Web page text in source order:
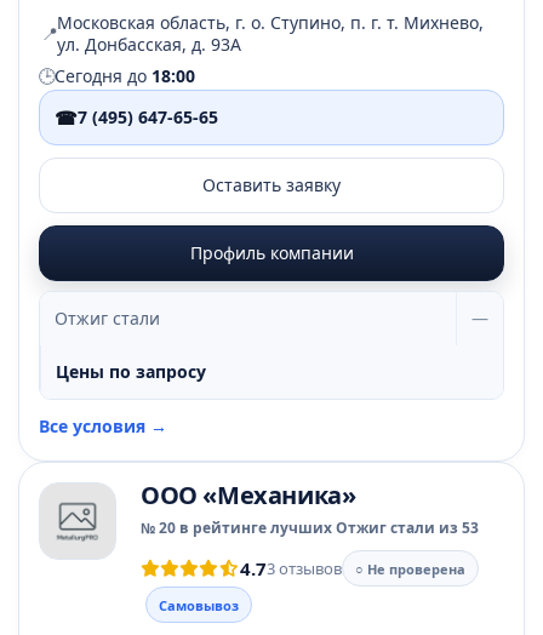
📍Московская область, г. о. Ступино, п. г. т. Михнево,
ул. Донбасская, д. 93А
🕒Сегодня до 18:00
☎7 (495) 647-65-65
Оставить заявку
Профиль компании
Отжиг стали —
Цены по запросу
Все условия →
ООО «Механика»
№ 20 в рейтинге лучших Отжиг стали из 53
4.73 отзывов
○ Не проверена
Самовывоз